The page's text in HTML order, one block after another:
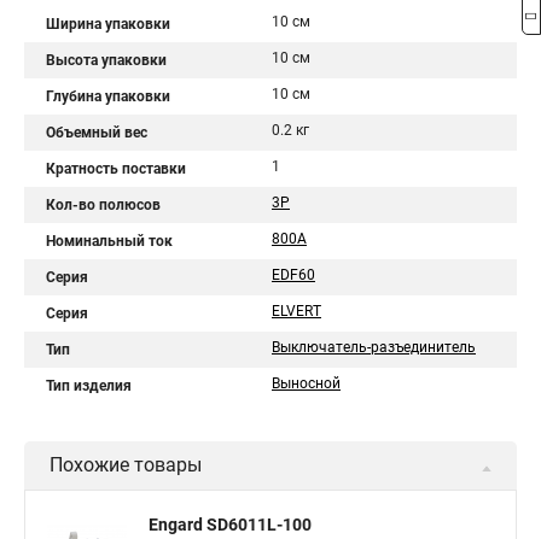
Ширина упаковки 10 см
Высота упаковки 10 см
Глубина упаковки 10 см
Объемный вес 0.2 кг
Кратность поставки 1
Кол-во полюсов 3P
Номинальный ток 800А
Серия EDF60
Серия ELVERT
Тип Выключатель-разъединитель
Тип изделия Выносной
Похожие товары
Engard SD6011L-100